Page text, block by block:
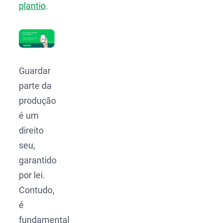
plantio.
Guardar
parte da
produção
é um
direito
seu,
garantido
por lei.
Contudo,
é
fundamental